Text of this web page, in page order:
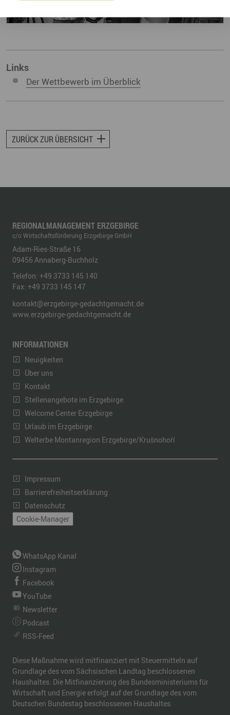
Links
Der Wettbewerb im Überblick
ZURÜCK ZUR ÜBERSICHT
REGIONALMANAGEMENT ERZGEBIRGE
c/o Wirtschaftsförderung Erzgebirge GmbH
Adam-Ries-Straße 16
09456 Annaberg-Buchholz
Telefon: +49 3733 145 140
Fax: +49 3733 145 147
kontakt@erzgebirge-gedachtgemacht.de
www.erzgebirge-gedachtgemacht.de
INFORMATIONEN
Neuigkeiten
Über uns
Kontakt
Stellenangebote im Erzgebirge
Welcome Center Erzgebirge
Urlaub im Erzgebirge
Welterbe Montanregion Erzgebirge/Krušnohoří
Impressum
Barrierefreiheitserklärung
Datenschutz
Cookie-Manager
WhatsApp Kanal
Instagram
Facebook
YouTube
Newsletter
Podcast
RSS-Feed
Diese Maßnahme wird mitfinanziert mit Steuermitteln auf
Grundlage des vom Sächsischen Landtag beschlossenen
Haushaltes. Die Mitfinanzierung des Bundesministeriums für
Wirtschaft und Energie erfolgt auf der Grundlage des vom
Deutschen Bundestag beschlossenen Haushaltes.